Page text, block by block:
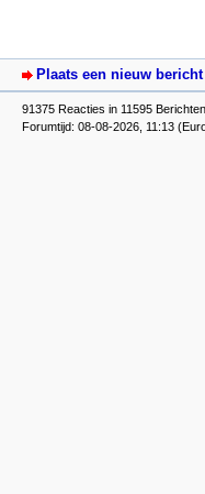
Plaats een nieuw bericht
91375 Reacties in 11595
Forumtijd: 08-08-2026, 11:13